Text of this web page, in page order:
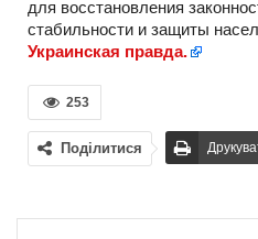
для восстановления
стабильности и защиты
Украинская правда.
253
Поділитися